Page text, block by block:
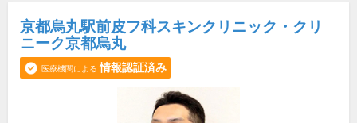
京都烏丸駅前皮フ科スキンクリニック・クリ
ニーク京都烏丸
医療機関による 情報認証済み